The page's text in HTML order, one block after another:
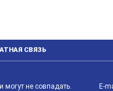
СВЯЗЬ
не совпадать.
E-